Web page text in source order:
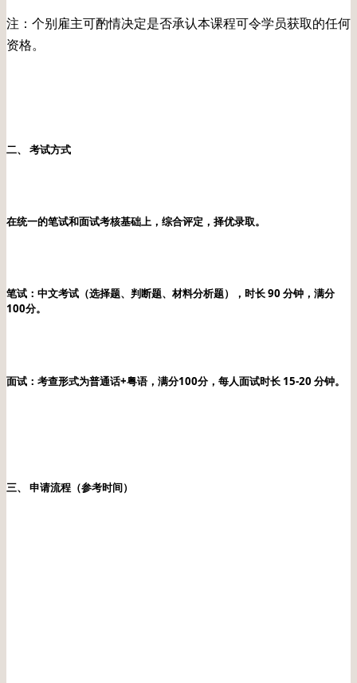
注：个别雇主可酌情决定是否承认本课程可令学员获取的任何
资格。
二、 考试方式
在统一的笔试和面试考核基础上，综合评定，择优录取。
笔试：中文考试（选择题、判断题、材料分析题），时长 90 分钟，满分
100分。
面试：考查形式为普通话+粤语，满分100分，每人面试时长 15-20 分钟。
三、 申请流程（参考时间）